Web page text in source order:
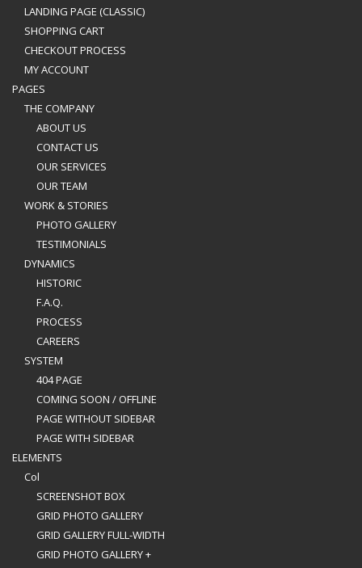
LANDING PAGE (CLASSIC)
SHOPPING CART
CHECKOUT PROCESS
MY ACCOUNT
PAGES
THE COMPANY
ABOUT US
CONTACT US
OUR SERVICES
OUR TEAM
WORK & STORIES
PHOTO GALLERY
TESTIMONIALS
DYNAMICS
HISTORIC
F.A.Q.
PROCESS
CAREERS
SYSTEM
404 PAGE
COMING SOON / OFFLINE
PAGE WITHOUT SIDEBAR
PAGE WITH SIDEBAR
ELEMENTS
Col
SCREENSHOT BOX
GRID PHOTO GALLERY
GRID GALLERY FULL-WIDTH
GRID PHOTO GALLERY +